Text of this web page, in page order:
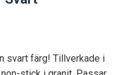
svart färg! Tillverkade i